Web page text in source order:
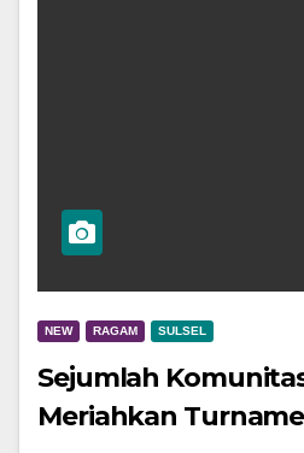
NEW RAGAM SULSEL
Sejumlah
Meriahkan